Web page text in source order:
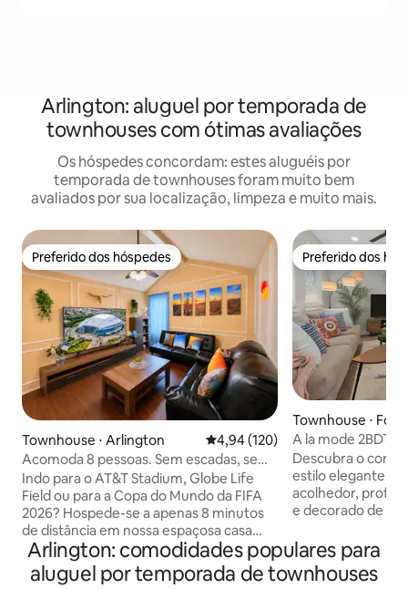
Arlington: aluguel por temporada de
townhouses com ótimas avaliações
Os hóspedes concordam: estes aluguéis por
temporada de townhouses foram muito bem
avaliados por sua localização, limpeza e muito mais.
Preferido dos hóspedes
Preferido dos hóspedes
Townhouse ⋅ Arlington 4,94 de uma avaliação média de
4,94 (120)
Acomoda 8 pessoas. Sem escadas, sem
carpete, perto de estádios
Indo para o AT&T Stadium, Globe Life
Field ou para a Copa do Mundo da FIFA
2026? Hospede-se a apenas 8 minutos
de distância em nossa espaçosa casa
geminada de 1 andar, 3 quartos e 2
banheiros, no coração do distrito de
entretenimento de Arlington. Acomoda
Preferido dos
Preferido dos
Townhouse ⋅
A la mode
& UltraCool!
Descubra o
estilo elegante
acolhedor,
e decorado de 2
APENAS minutos
a área da moda
bares e
Arlington: comodidades populares para
aluguel por temporada de townhouses